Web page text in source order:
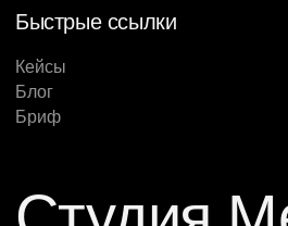
Быстрые ссылки
Кейсы
Блог
Бриф